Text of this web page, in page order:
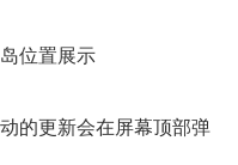
位置展示
的更新会在屏幕顶部弹